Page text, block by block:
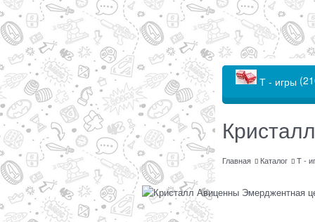
Т - игры
Главная Каталог Т -